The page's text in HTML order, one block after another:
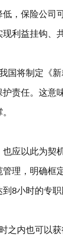
，保险公司
利益挂钩、
国将制定《
责任。这意
也应以此为契
理，明确框
8小时的专
之内也可以